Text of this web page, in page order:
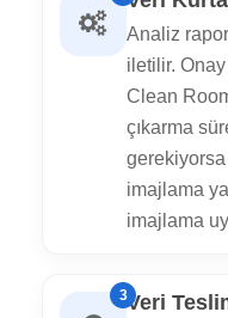
Analiz
iletilir.
Clean
çıkarma
imajlama
imajlama
3Veri